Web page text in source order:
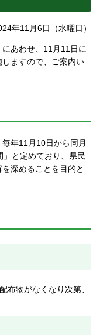
年11月6日（水曜日）
あわせ、11月11日に
ますので、ご案内い
年11月10日から同月
と定めており、県民
深めることを目的と
布物がなくなり次第、